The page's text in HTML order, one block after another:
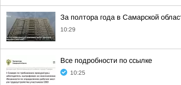
За полтора года в Самарской
10:29
Все подробности по ссылке
10:25